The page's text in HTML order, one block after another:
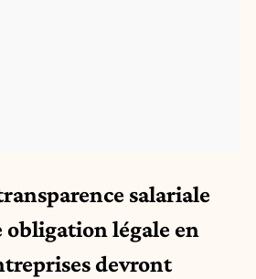
salariale
obligation légale en
devront